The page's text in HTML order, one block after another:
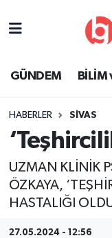
GÜNDEM BİLİM
HABERLER SİVAS
UZMAN KLİNİK
ÖZKAYA,
HASTALIĞI
27.05.2024 - 12:56
EKONOMİ
SAĞLIK
EĞİTİM
Süper Lig
Tüm
Son Dakika
Haber Arşivi